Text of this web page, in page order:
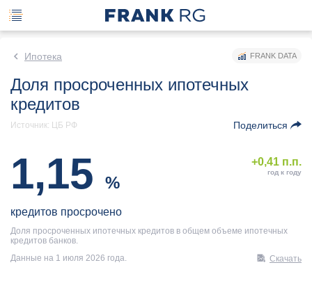
Ипотека FRANK DATA
Доля просроченных ипотечных
кредитов
Поделиться
Источник: ЦБ РФ
1,15 %
+0,41 п.п.
год к году
кредитов просрочено
Доля просроченных ипотечных кредитов в общем объеме ипотечных
кредитов банков.
Данные на 1 июля 2026 года.
Скачать